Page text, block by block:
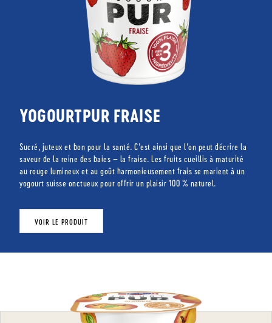
YOGOURTPUR FRAISE
Sucré, juteux et bon pour la santé. C’est ainsi que l’on peut décrire la
saveur de la reine des baies – la fraise. Les fruits cueillis à maturité
au rouge lumineux et au goût harmonieusement frais se marient à un
yogourt suisse onctueux pour offrir un plaisir 100 % naturel.
VOIR LE PRODUIT